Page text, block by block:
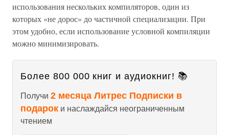
использования нескольких компиляторов, один из
которых «не дорос» до частичной специализации. При
этом удобно, если использование условной компиляции
можно минимизировать.
Более 800 000 книг и аудиокниг! 📚
Получи 2 месяца Литрес Подписки в
подарок и наслаждайся неограниченным
чтением